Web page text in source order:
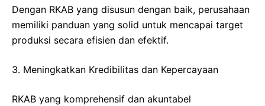
Dengan RKAB yang disusun dengan baik, perusahaan
memiliki panduan yang solid untuk mencapai target
produksi secara efisien dan efektif.
3. Meningkatkan Kredibilitas dan Kepercayaan
RKAB yang komprehensif dan akuntabel